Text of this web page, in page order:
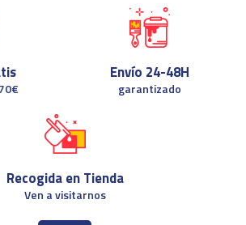
Recogida en Tienda
Ven a visitarnos
Envío 24-48H
garantizado